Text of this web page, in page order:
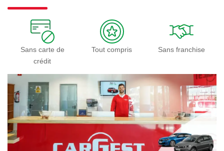
Sans carte de
crédit
Tout compris Sans franchise